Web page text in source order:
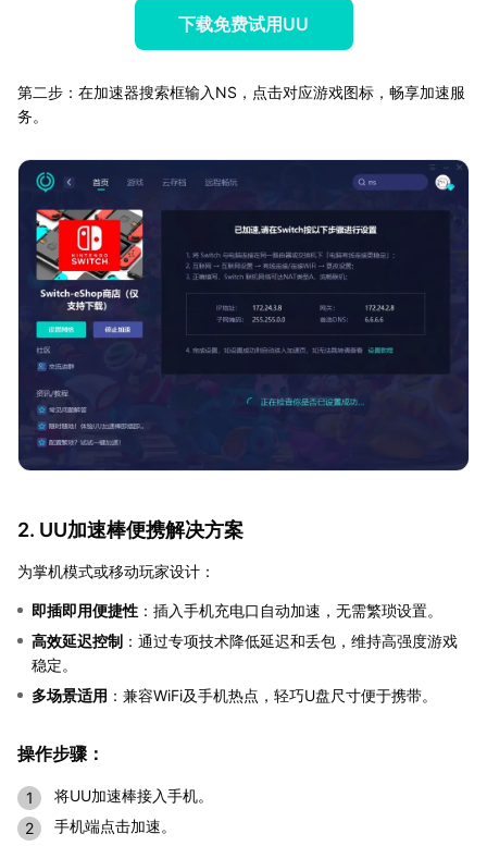
下载免费试用UU
第二步：在加速器搜索框输入NS，点击对应游戏图标，畅享加速服
务。
2. UU加速棒便携解决方案
为掌机模式或移动玩家设计：
即插即用便捷性 ：插入手机充电口自动加速，无需繁琐设置。
高效延迟控制 ：通过专项技术降低延迟和丢包，维持高强度游戏
稳定。
多场景适用 ：兼容WiFi及手机热点，轻巧U盘尺寸便于携带。
操作步骤：
将UU加速棒接入手机。
手机端点击加速。